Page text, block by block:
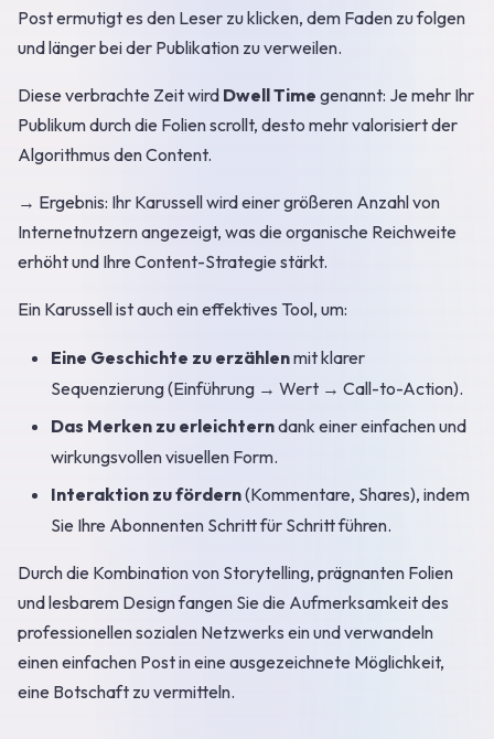
Post ermutigt es den Leser zu klicken, dem Faden zu folgen
und länger bei der Publikation zu verweilen.
Diese verbrachte Zeit wird Dwell Time genannt: Je mehr Ihr
Publikum durch die Folien scrollt, desto mehr valorisiert der
Algorithmus den Content.
→ Ergebnis: Ihr Karussell wird einer größeren Anzahl von
Internetnutzern angezeigt, was die organische Reichweite
erhöht und Ihre Content-Strategie stärkt.
Ein Karussell ist auch ein effektives Tool, um:
Eine Geschichte zu erzählenmit klarer
Sequenzierung (Einführung → Wert → Call-to-Action).
Das Merken zu erleichterndank einer einfachen und
wirkungsvollen visuellen Form.
Interaktion zu fördern(Kommentare, Shares), indem
Sie Ihre Abonnenten Schritt für Schritt führen.
Durch die Kombination von Storytelling, prägnanten Folien
und lesbarem Design fangen Sie die Aufmerksamkeit des
professionellen sozialen Netzwerks ein und verwandeln
einen einfachen Post in eine ausgezeichnete Möglichkeit,
eine Botschaft zu vermitteln.